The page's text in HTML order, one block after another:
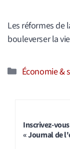
Les réformes de
bouleverser la
Catégories
Économie &
Inscrivez-
« Journal de